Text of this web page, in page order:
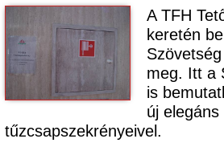
A TFH
keretén
meg. Itt a
is
új
tűzcsapszekrényeivel.